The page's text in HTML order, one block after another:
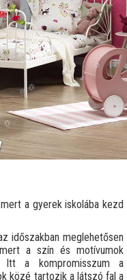
a gyerek iskolába kezd
időszakban meglehetősen
a szín és motívumok
Itt a kompromisszum a
közé tartozik a látszó fal a